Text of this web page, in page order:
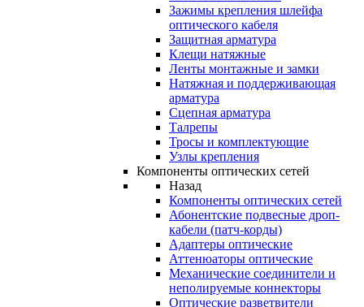
Зажимы крепления шлейфа
оптического кабеля
Защитная арматура
Клещи натяжные
Ленты монтажные и замки
Натяжная и поддерживающая
арматура
Сцепная арматура
Талрепы
Тросы и комплектующие
Узлы крепления
Компоненты оптических сетей
Назад
Компоненты оптических сетей
Абонентские подвесные дроп-
кабели (патч-корды)
Адаптеры оптические
Аттенюаторы оптические
Механические соединители и
неполируемые коннекторы
Оптические разветвители